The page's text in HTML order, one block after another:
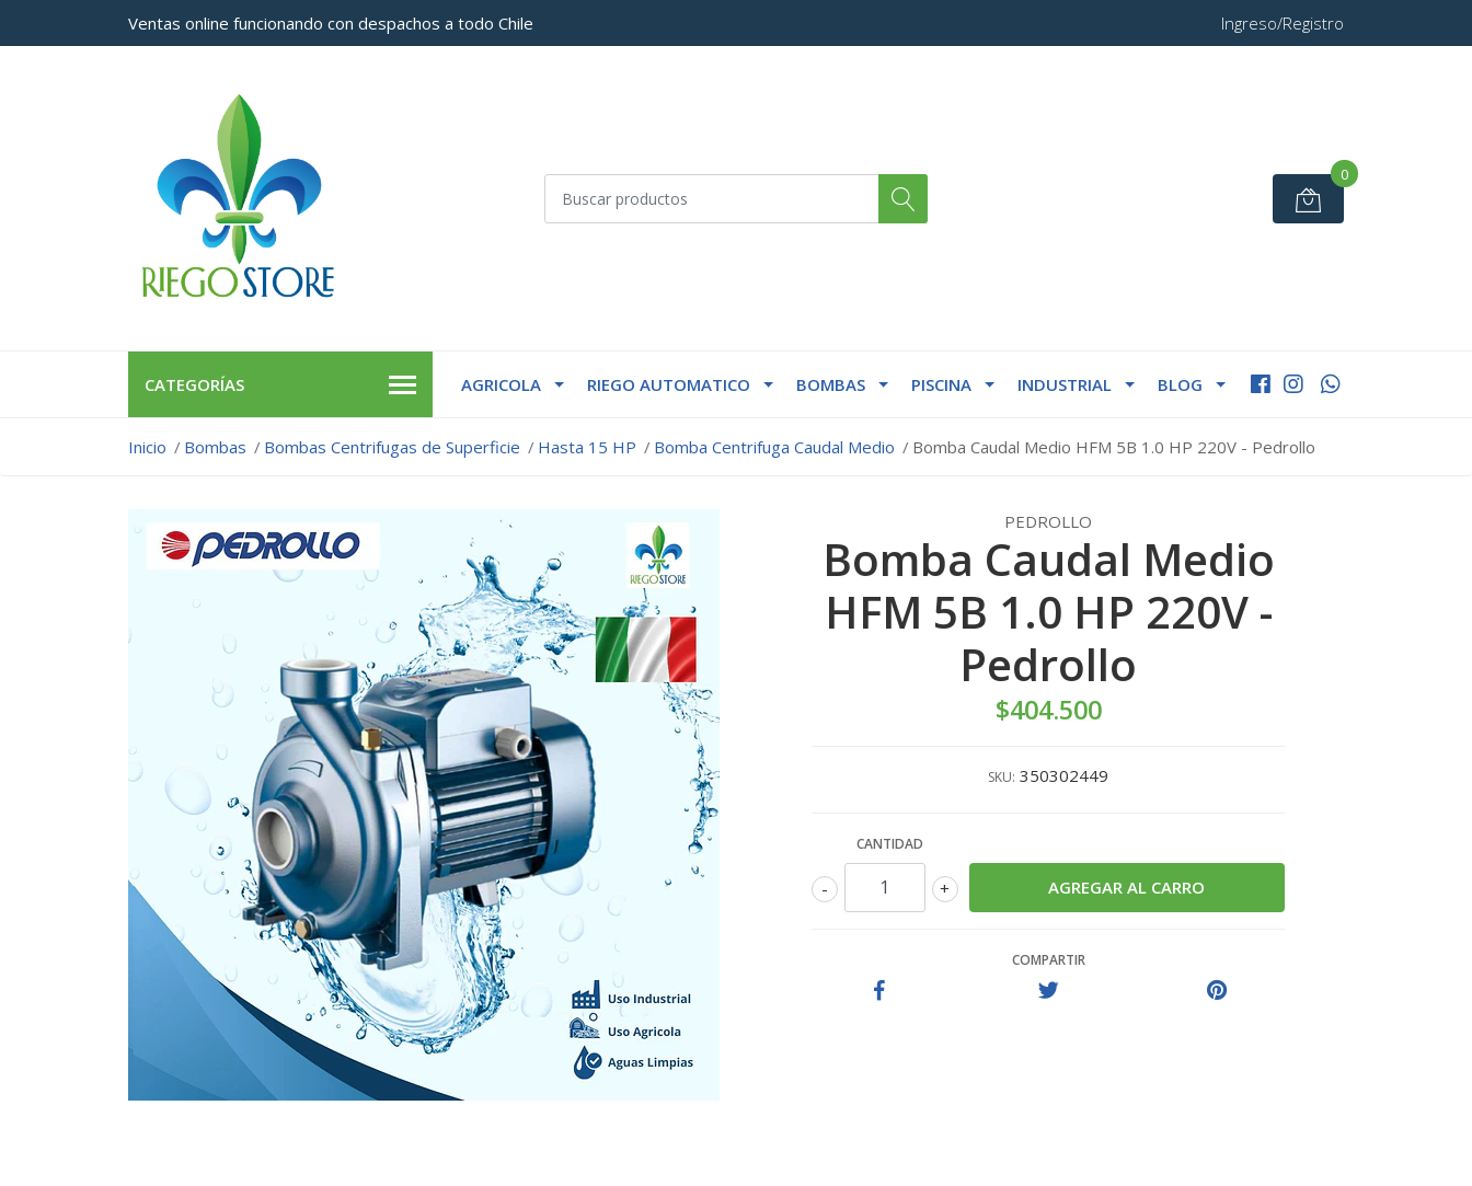
Ventas online funcionando con despachos a todo Chile Ingreso/Registro
0
CATEGORÍAS AGRICOLA RIEGO AUTOMATICO BOMBAS PISCINA INDUSTRIAL BLOG
Inicio Bombas Bombas Centrifugas de Superficie Hasta 15 HP Bomba Centrifuga Caudal Medio Bomba Caudal Medio HFM 5B 1.0 HP 220V - Pedrollo
PEDROLLO
Bomba Caudal Medio
HFM 5B 1.0 HP 220V -
Pedrollo
$404.500
SKU: 350302449
CANTIDAD
+
-
COMPARTIR